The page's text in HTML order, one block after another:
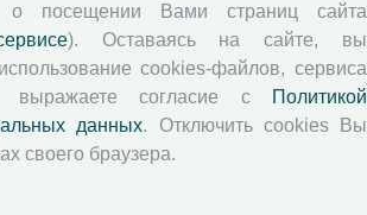
и социальные перемены
территории
развития
о посещении Вами страниц сайта
). Оставаясь на сайте, вы
cookies-файлов, сервиса
выражаете согласие с
Политикой
данных. Отключить cookies Вы
своего браузера.